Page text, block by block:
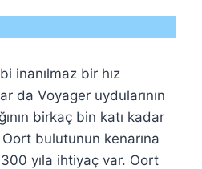
inanılmaz bir hız
da Voyager uydularının
birkaç bin katı kadar
bulutunun kenarına
yıla ihtiyaç var. Oort